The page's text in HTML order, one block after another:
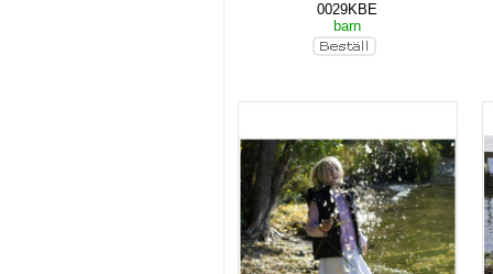
0029KBE
barn